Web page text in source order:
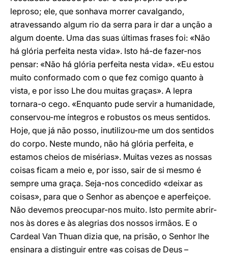
leproso; ele, que sonhava morrer cavalgando,
atravessando algum rio da serra para ir dar a unção a
algum doente. Uma das suas últimas frases foi: «Não
há glória perfeita nesta vida». Isto há-de fazer-nos
pensar: «Não há glória perfeita nesta vida». «Eu estou
muito conformado com o que fez comigo quanto à
vista, e por isso Lhe dou muitas graças». A lepra
tornara-o cego. «Enquanto pude servir a humanidade,
conservou-me íntegros e robustos os meus sentidos.
Hoje, que já não posso, inutilizou-me um dos sentidos
do corpo. Neste mundo, não há glória perfeita, e
estamos cheios de misérias». Muitas vezes as nossas
coisas ficam a meio e, por isso, sair de si mesmo é
sempre uma graça. Seja-nos concedido «deixar as
coisas», para que o Senhor as abençoe e aperfeiçoe.
Não devemos preocupar-nos muito. Isto permite abrir-
nos às dores e às alegrias dos nossos irmãos. E o
Cardeal Van Thuan dizia que, na prisão, o Senhor lhe
ensinara a distinguir entre «as coisas de Deus –